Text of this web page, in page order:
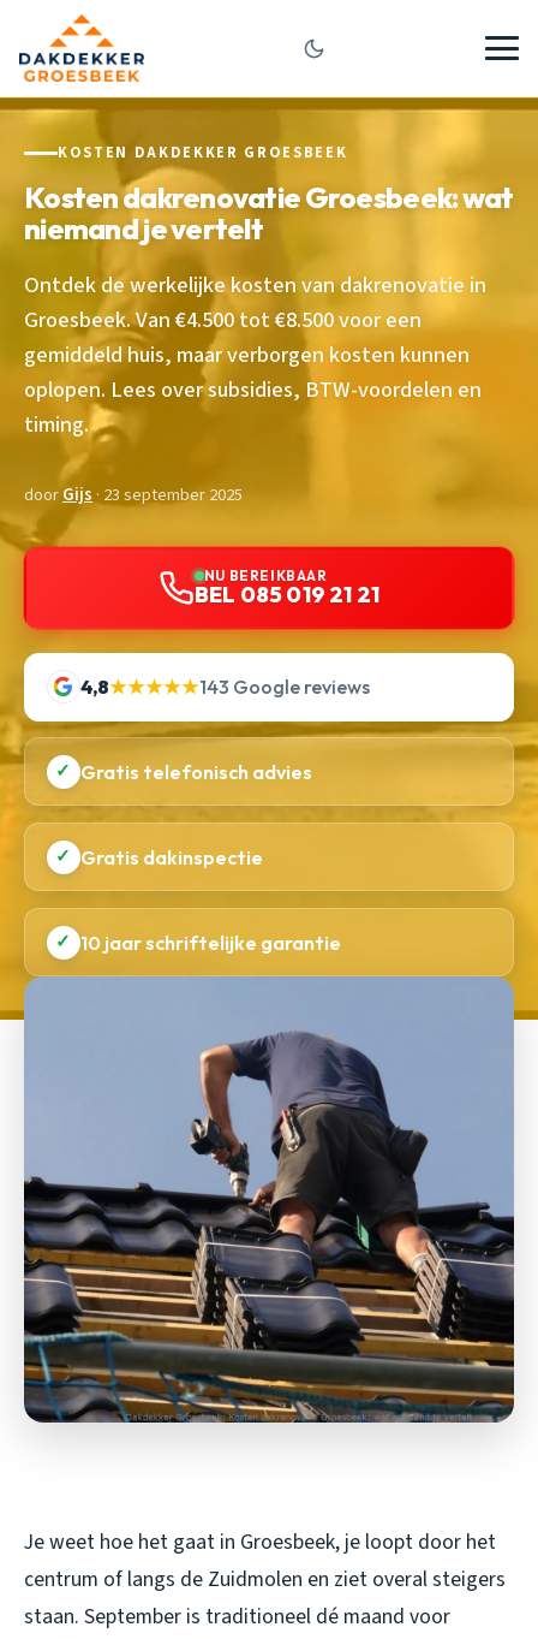
KOSTEN DAKDEKKER GROESBEEK
Kosten dakrenovatie Groesbeek: wat
niemand je vertelt
Ontdek de werkelijke kosten van dakrenovatie in
Groesbeek. Van €4.500 tot €8.500 voor een
gemiddeld huis, maar verborgen kosten kunnen
oplopen. Lees over subsidies, BTW-voordelen en
timing.
doorGijs · 23 september 2025
NU BEREIKBAAR
BEL 085 019 21 21
4,8★★★★★143 Google reviews
✓ Gratis telefonisch advies
✓ Gratis dakinspectie
✓ 10 jaar schriftelijke garantie
Je weet hoe het gaat in Groesbeek, je loopt door het
centrum of langs de Zuidmolen en ziet overal steigers
staan. September is traditioneel dé maand voor